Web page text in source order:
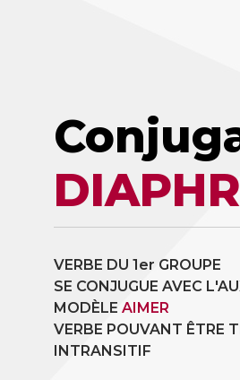
VERBE DU 1er GROUPE
SE CONJUGUE AVEC
MODÈLE AIMER
VERBE POUVANT ÊTRE
INTRANSITIF